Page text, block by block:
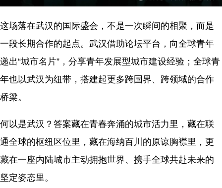
这场落在武汉的国际盛会，不是一次瞬间的相聚，而是
一段长期合作的起点。武汉借助论坛平台，向全球青年
递出“城市名片”，分享青年发展型城市建设经验；全球青
年也以武汉为纽带，搭建起更多跨国界、跨领域的合作
桥梁。
何以是武汉？答案藏在青春奔涌的城市活力里，藏在联
通全球的枢纽区位里，藏在海纳百川的原谅胸襟里，更
藏在一座内陆城市主动拥抱世界、携手全球共赴未来的
坚定姿态里。